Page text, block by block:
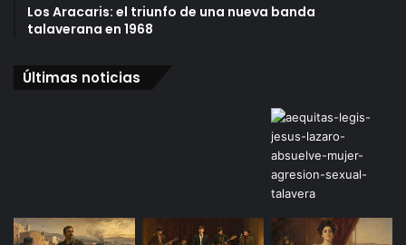
Los Aracaris: el triunfo de una nueva banda
talaverana en 1968
Últimas noticias